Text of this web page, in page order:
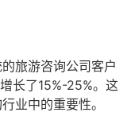
旅游咨询公司客户
长了15%-25%。这
业中的重要性。